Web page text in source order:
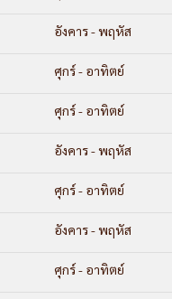
อังคาร - พฤหัส
ศุกร์ - อาทิตย์
ศุกร์ - อาทิตย์
อังคาร - พฤหัส
ศุกร์ - อาทิตย์
อังคาร - พฤหัส
ศุกร์ - อาทิตย์